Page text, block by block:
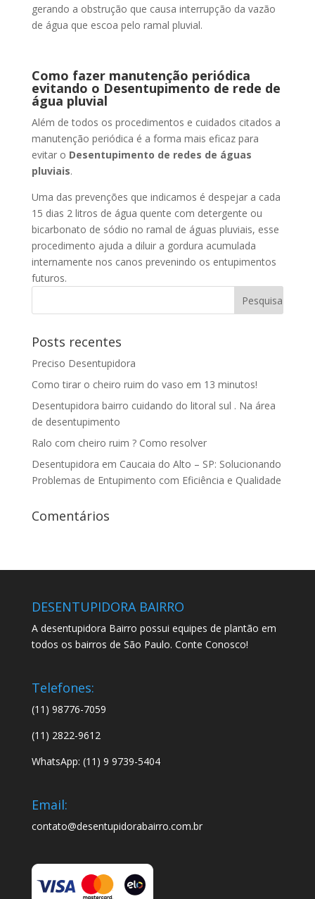
gerando a obstrução que causa interrupção da vazão
de água que escoa pelo ramal pluvial.
Como fazer manutenção periódica
evitando o Desentupimento de rede de
água pluvial
Além de todos os procedimentos e cuidados citados a
manutenção periódica é a forma mais eficaz para
evitar o Desentupimento de redes de águas
pluviais.
Uma das prevenções que indicamos é despejar a cada
15 dias 2 litros de água quente com detergente ou
bicarbonato de sódio no ramal de águas pluviais, esse
procedimento ajuda a diluir a gordura acumulada
internamente nos canos prevenindo os entupimentos
futuros.
Posts recentes
Preciso Desentupidora
Como tirar o cheiro ruim do vaso em 13 minutos!
Desentupidora bairro cuidando do litoral sul . Na área
de desentupimento
Ralo com cheiro ruim ? Como resolver
Desentupidora em Caucaia do Alto – SP: Solucionando
Problemas de Entupimento com Eficiência e Qualidade
Comentários
DESENTUPIDORA BAIRRO
A desentupidora Bairro possui equipes de plantão em
todos os bairros de São Paulo. Conte Conosco!
Telefones:
(11) 98776-7059
(11) 2822-9612
WhatsApp: (11) 9 9739-5404
Email:
contato@desentupidorabairro.com.br